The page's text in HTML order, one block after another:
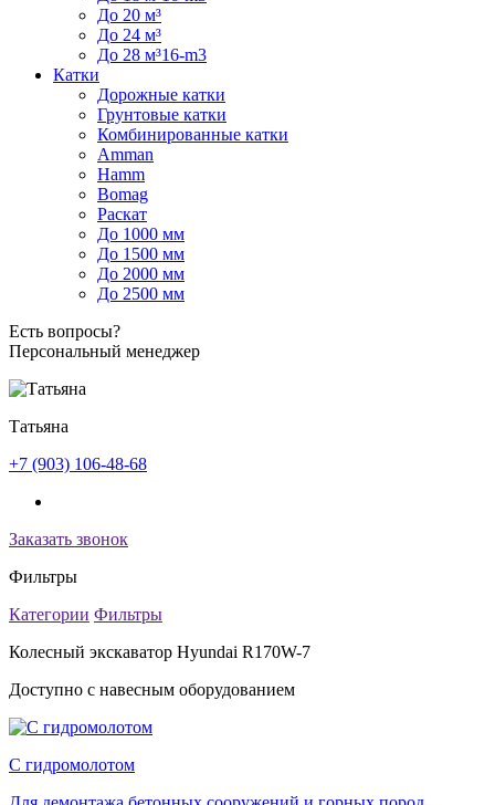
До 20 м³
До 24 м³
До 28 м³16-m3
Катки
Дорожные катки
Грунтовые катки
Комбинированные катки
Amman
Hamm
Bomag
Раскат
До 1000 мм
До 1500 мм
До 2000 мм
До 2500 мм
Есть вопросы?
Персональный менеджер
Татьяна
+7 (903) 106-48-68
Заказать звонок
Фильтры
Категории Фильтры
Колесный экскаватор Hyundai R170W-7
Доступно с навесным оборудованием
С гидромолотом